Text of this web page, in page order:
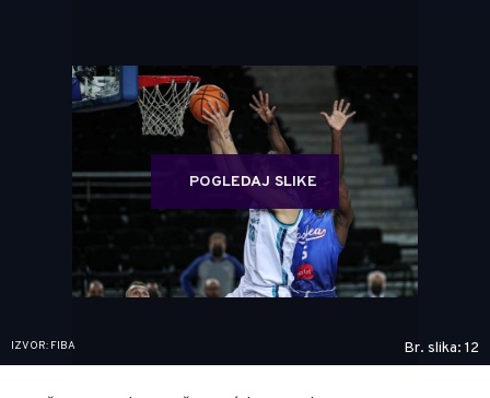
POGLEDAJ SLIKE
IZVOR: FIBA Br. slika: 12